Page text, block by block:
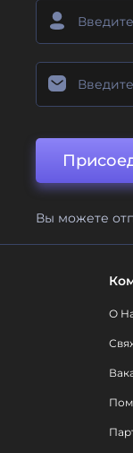
Вы можете
О